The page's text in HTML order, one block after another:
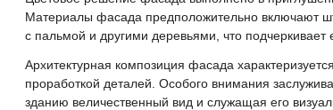
Материалы фасада предположительно включают
с пальмой и другими деревьями, что
Архитектурная композиция фасада
проработкой деталей. Особого внимания
зданию величественный вид и служащая его